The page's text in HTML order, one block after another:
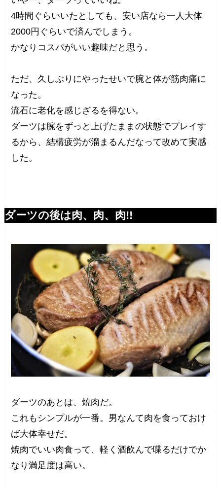
4時間ぐらいいたとしても、安い店なら一人大体
2000円ぐらいで済んでしまう。
かなりコスパがいい趣味だと思う。
ただ、久しぶりにやったせいで腕と体が筋肉痛に
なった。
流石に老化を感じざるを得ない。
ダーツは腕をずっと上げたままの状態でプレイす
るから、結構疲労が溜まるんだなって改めて実感
した。
ダーツの後は肉、肉、肉!!
ダーツのあとは、焼肉だ。
これもシンプルが一番。男なんて肉を食っておけ
ば大体幸せだ。
焼肉でいい肉食って、軽く酒飲んで喋るだけでか
なり満足度は高い。